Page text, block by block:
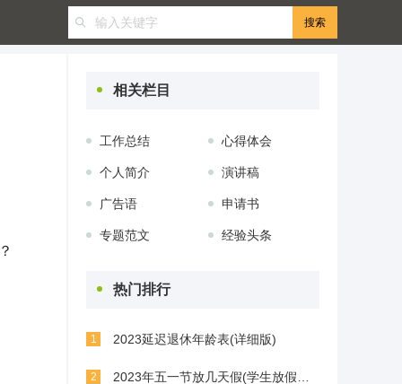
相关栏目
工作总结 心得体会
个人简介 演讲稿
广告语 申请书
专题范文 经验头条
热门排行
1 2023延迟退休年龄表(详细版)
2